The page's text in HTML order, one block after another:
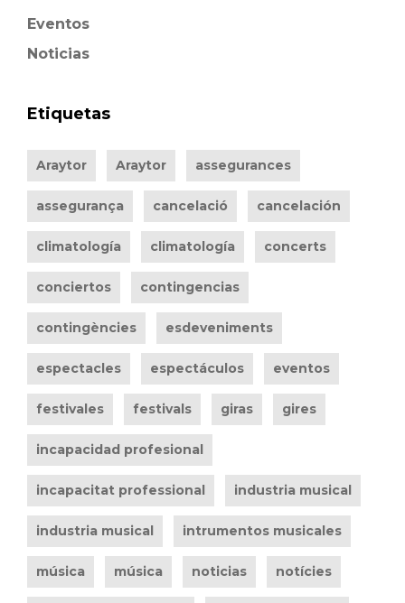
Eventos
Noticias
Etiquetas
Araytor Araytor assegurances
assegurança cancelació cancelación
climatología climatología concerts
conciertos contingencias
contingències esdeveniments
espectacles espectáculos eventos
festivales festivals giras gires
incapacidad profesional
incapacitat professional industria musical
industria musical intrumentos musicales
música música noticias notícies